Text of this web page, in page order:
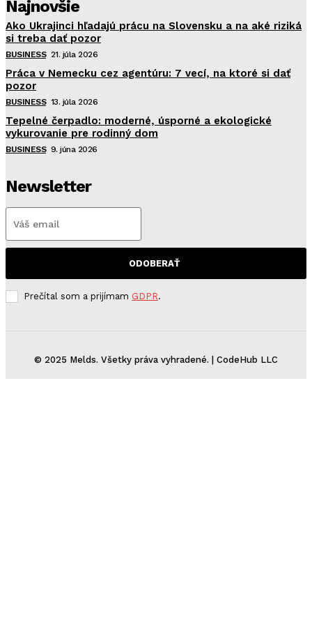
Najnovšie
Ako Ukrajinci hľadajú prácu na Slovensku a na aké riziká
si treba dať pozor
BUSINESS 21. júla 2026
Práca v Nemecku cez agentúru: 7 vecí, na ktoré si dať
pozor
BUSINESS 13. júla 2026
Tepelné čerpadlo: moderné, úsporné a ekologické
vykurovanie pre rodinný dom
BUSINESS 9. júna 2026
Newsletter
ODOBERAŤ
Prečítal som a prijímam GDPR.
© 2025 Melds. Všetky práva vyhradené. | CodeHub LLC